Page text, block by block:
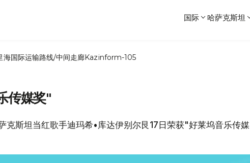
国际 哈萨克斯坦
海国际运输路线/中间走廊Kazinform-105
传媒奖"
克斯坦当红歌手迪玛希•库达伊别尔艮17日荣获"好莱坞音乐传媒